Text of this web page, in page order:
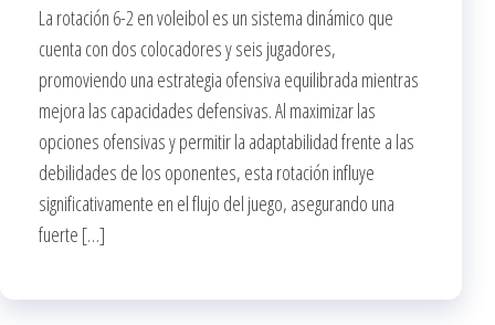
La rotación 6-2 en voleibol es un sistema dinámico que
cuenta con dos colocadores y seis jugadores,
promoviendo una estrategia ofensiva equilibrada mientras
mejora las capacidades defensivas. Al maximizar las
opciones ofensivas y permitir la adaptabilidad frente a las
debilidades de los oponentes, esta rotación influye
significativamente en el flujo del juego, asegurando una
fuerte […]